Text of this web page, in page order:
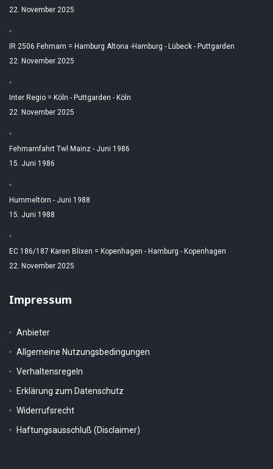
22. November 2025
IR 2506 Fehmarn = Hamburg Altona -Hamburg - Lübeck - Puttgarden
22. November 2025
Inter Regio = Köln - Puttgarden - Köln
22. November 2025
Fehmarnfahrt Twl Mainz - Juni 1986
15. Juni 1986
Hummeltörn - Juni 1988
15. Juni 1988
EC 186/187 Karen Blixen = Kopenhagen - Hamburg - Kopenhagen
22. November 2025
Impressum
Anbieter
Allgemeine Nutzungsbedingungen
Verhaltensregeln
Erklärung zum Datenschutz
Widerrufsrecht
Haftungsausschluß (Disclaimer)